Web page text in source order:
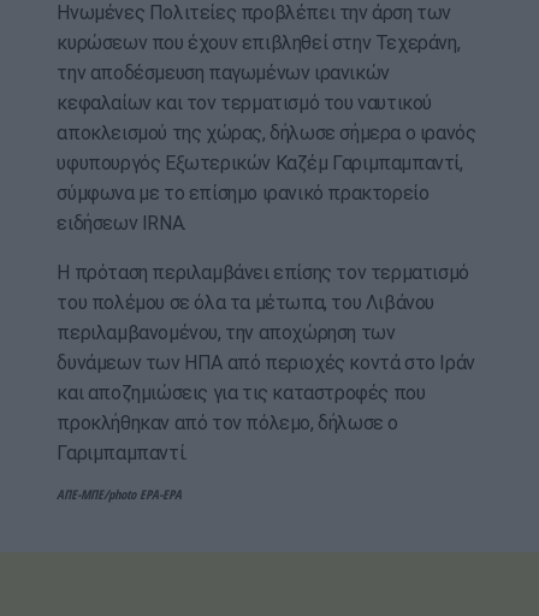
Ηνωμένες Πολιτείες προβλέπει την άρση των
κυρώσεων που έχουν επιβληθεί στην Τεχεράνη,
την αποδέσμευση παγωμένων ιρανικών
κεφαλαίων και τον τερματισμό του ναυτικού
αποκλεισμού της χώρας, δήλωσε σήμερα ο ιρανός
υφυπουργός Εξωτερικών Καζέμ Γαριμπαμπαντί,
σύμφωνα με το επίσημο ιρανικό πρακτορείο
ειδήσεων IRNA.
Η πρόταση περιλαμβάνει επίσης τον τερματισμό
του πολέμου σε όλα τα μέτωπα, του Λιβάνου
περιλαμβανομένου, την αποχώρηση των
δυνάμεων των ΗΠΑ από περιοχές κοντά στο Ιράν
και αποζημιώσεις για τις καταστροφές που
προκλήθηκαν από τον πόλεμο, δήλωσε ο
Γαριμπαμπαντί.
ΑΠΕ-ΜΠΕ/photo EPA-EPA